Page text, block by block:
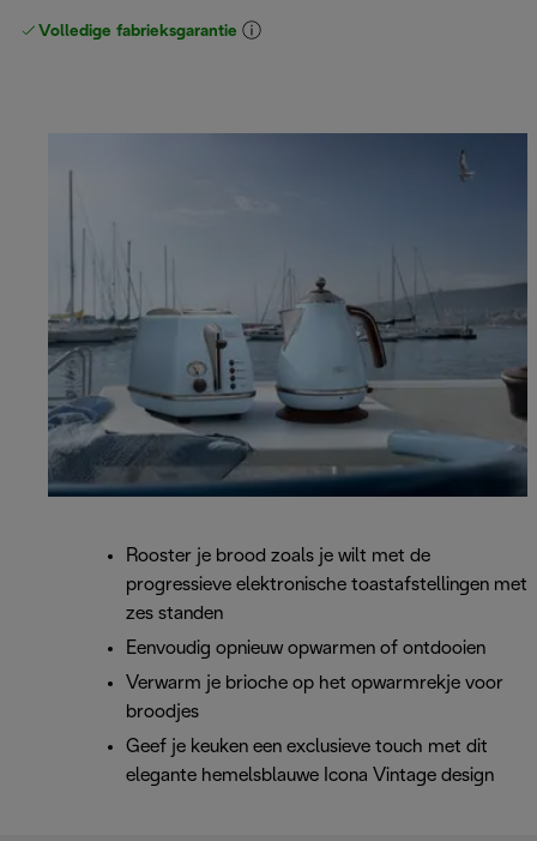
Volledige fabrieksgarantie
Rooster je brood zoals je wilt met de
progressieve elektronische toastafstellingen met
zes standen
Eenvoudig opnieuw opwarmen of ontdooien
Verwarm je brioche op het opwarmrekje voor
broodjes
Geef je keuken een exclusieve touch met dit
elegante hemelsblauwe Icona Vintage design